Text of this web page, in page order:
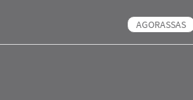
AGORASSAS